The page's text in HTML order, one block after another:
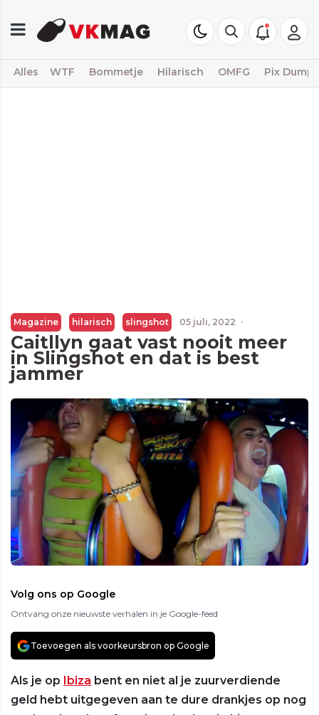
Alles WTF Bommetje Hilarisch OMFG Pix Dump
Magazine hilarisch slingshot 05 juli, 2022 ·
Caitllyn gaat vast nooit meer
in Slingshot en dat is best
jammer
Volg ons op Google
Ontvang onze nieuwste verhalen in je Google-feed
Toevoegen als voorkeursbron op Google
Als je op Ibiza bent en niet al je zuurverdiende
geld hebt uitgegeven aan te dure drankjes op nog